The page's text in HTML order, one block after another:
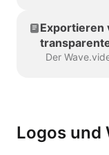
Exportieren
Gifs in
Logos und